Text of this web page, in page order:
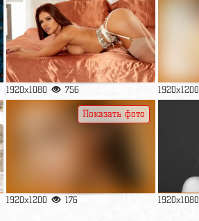
1920x1080 756 1920x1200
1920x1200 176
Показать фото
1920x1080